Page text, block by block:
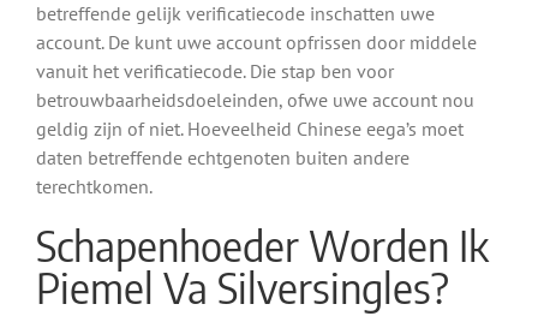
betreffende gelijk verificatiecode inschatten uwe
account. De kunt uwe account opfrissen door middele
vanuit het verificatiecode. Die stap ben voor
betrouwbaarheidsdoeleinden, ofwe uwe account nou
geldig zijn of niet. Hoeveelheid Chinese eega’s moet
daten betreffende echtgenoten buiten andere
terechtkomen.
Schapenhoeder Worden Ik
Piemel Va Silversingles?